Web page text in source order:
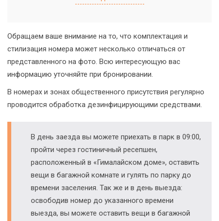
Обращаем ваше внимание на то, что комплектация и
стилизация номера может несколько отличаться от
представленного на фото. Всю интересующую вас
информацию уточняйте при бронировании.
В номерах и зонах общественного присутствия регулярно
проводится обработка дезинфицирующими средствами.
В день заезда вы можете приехать в парк в 09:00,
пройти через гостиничный ресепшен,
расположенный в «Гималайском доме», оставить
вещи в багажной комнате и гулять по парку до
времени заселения. Так же и в день выезда:
освободив номер до указанного времени
выезда, вы можете оставить вещи в багажной